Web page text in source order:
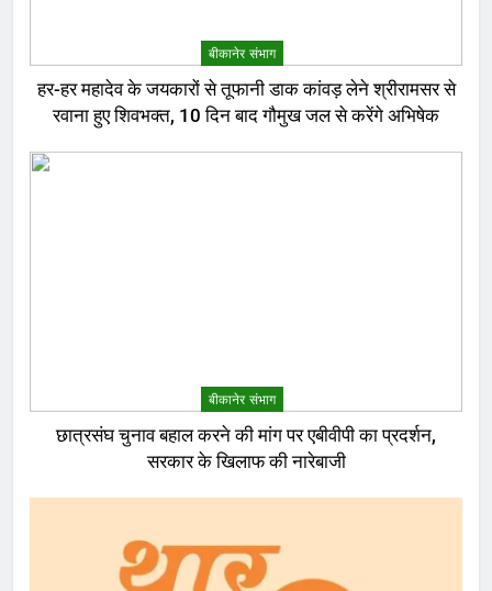
बीकानेर संभाग
हर-हर महादेव के जयकारों से तूफानी डाक कांवड़ लेने श्रीरामसर से
रवाना हुए शिवभक्त, 10 दिन बाद गौमुख जल से करेंगे अभिषेक
बीकानेर संभाग
छात्रसंघ चुनाव बहाल करने की मांग पर एबीवीपी का प्रदर्शन,
सरकार के खिलाफ की नारेबाजी